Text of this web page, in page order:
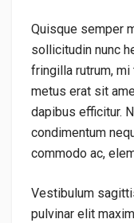
Quisque semper
sollicitudin nunc
fringilla rutrum,
metus erat sit
dapibus efficitur.
condimentum
commodo ac,
Vestibulum
pulvinar elit